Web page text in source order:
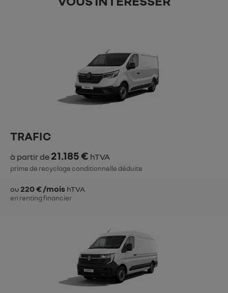
TRAFIC
à partir de 21.185 € hTVA
prime de recyclage conditionnelle déduite
ou220 € /mois hTVA
en renting financier